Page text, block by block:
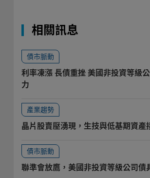
相關訊息
債市脈動
利率凍漲 長債重挫 美國非投資等級
力
產業趨勢
晶片股賣壓湧現，生技與低基期資產
債市脈動
聯準會放鷹，美國非投資等級公司債